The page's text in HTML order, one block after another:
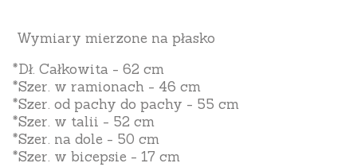
Wymiary mierzone na płasko
*Dł. Całkowita - 62 cm
*Szer. w ramionach - 46 cm
*Szer. od pachy do pachy - 55 cm
*Szer. w talii - 52 cm
*Szer. na dole - 50 cm
*Szer. w bicepsie - 17 cm